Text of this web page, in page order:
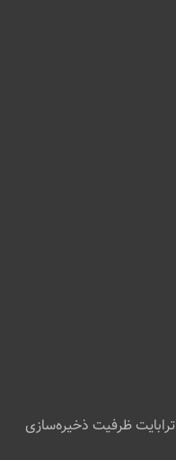
این کارت حافظه کوچک ۴ ترابایت ظرفیت ذخیره‌سازی